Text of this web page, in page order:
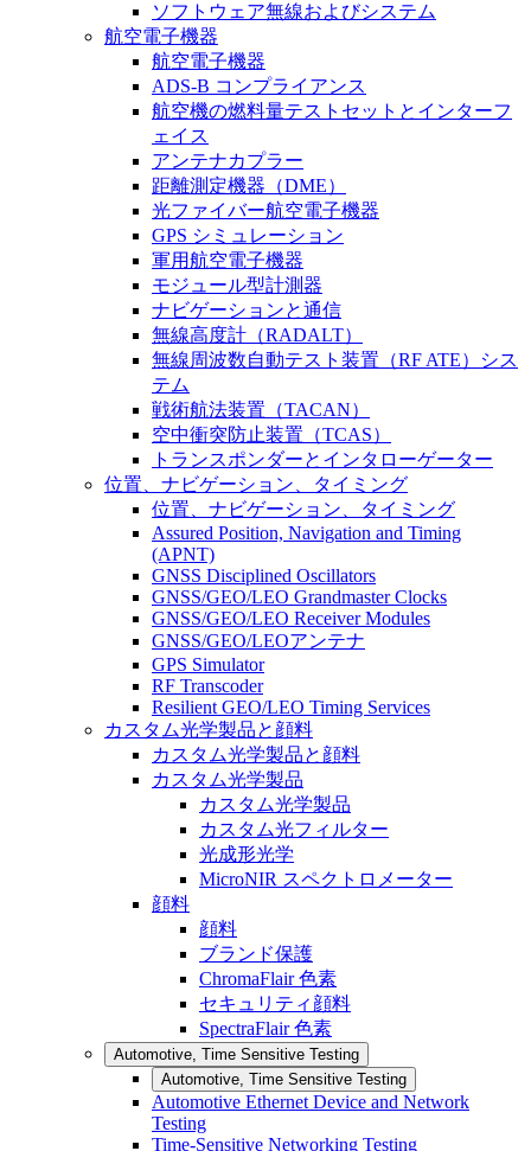
ソフトウェア無線およびシステム
航空電子機器
航空電子機器
ADS-B コンプライアンス
航空機の燃料量テストセットとインターフ
ェイス
アンテナカプラー
距離測定機器（DME）
光ファイバー航空電子機器
GPS シミュレーション
軍用航空電子機器
モジュール型計測器
ナビゲーションと通信
無線高度計（RADALT）
無線周波数自動テスト装置（RF ATE）シス
テム
戦術航法装置（TACAN）
空中衝突防止装置（TCAS）
トランスポンダーとインタローゲーター
位置、ナビゲーション、タイミング
位置、ナビゲーション、タイミング
Assured Position, Navigation and Timing
(APNT)
GNSS Disciplined Oscillators
GNSS/GEO/LEO Grandmaster Clocks
GNSS/GEO/LEO Receiver Modules
GNSS/GEO/LEOアンテナ
GPS Simulator
RF Transcoder
Resilient GEO/LEO Timing Services
カスタム光学製品と顔料
カスタム光学製品と顔料
カスタム光学製品
カスタム光学製品
カスタム光フィルター
光成形光学
MicroNIR スペクトロメーター
顔料
顔料
ブランド保護
ChromaFlair 色素
セキュリティ顔料
SpectraFlair 色素
Automotive, Time Sensitive Testing
Automotive, Time Sensitive Testing
Automotive Ethernet Device and Network
Testing
Time-Sensitive Networking Testing